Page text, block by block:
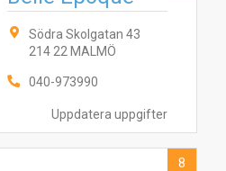
Uppdatera uppgifter
Södra Skolgatan 43
214 22 MALMÖ
040-973990
8